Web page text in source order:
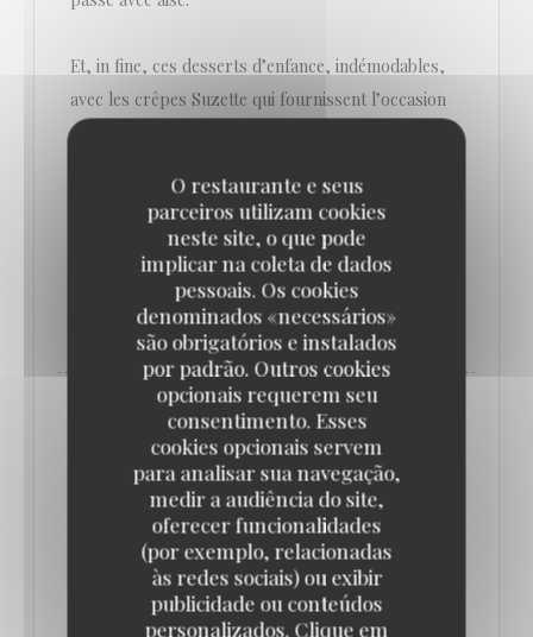
O restaurante e seus
parceiros utilizam cookies
neste site, o que pode
implicar na coleta de dados
pessoais. Os cookies
denominados «necessários»
são obrigatórios e instalados
por padrão. Outros cookies
opcionais requerem seu
consentimento. Esses
cookies opcionais servem
para analisar sua navegação,
medir a audiência do site,
oferecer funcionalidades
(por exemplo, relacionadas
às redes sociais) ou exibir
publicidade ou conteúdos
personalizados. Clique em
Et, in fine, ces desserts d’enfance, indémodables,
avec les crêpes Suzette qui fournissent l’occasion
d’un bel exercice de style au guéridon, et les
que c’est tous les jours dimanche au Vaudeville,
place de la Bourse.
LER O ARTIGO ((ABRE NUMA NOVA JANELA))